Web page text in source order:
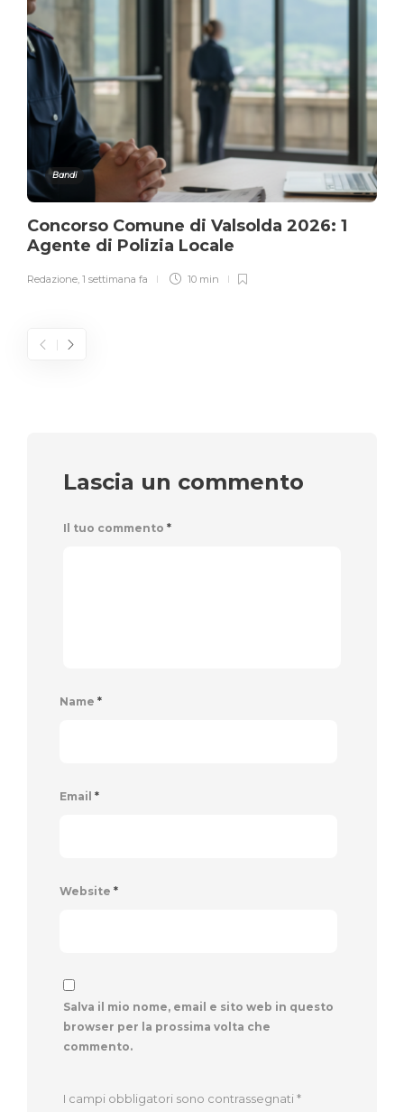
Bandi
Concorso Comune di Valsolda 2026: 1
Agente di Polizia Locale
Redazione 1 settimana fa 10 min
Lascia un commento
Il tuo commento *
Name *
Email *
Website *
Salva il mio nome, email e sito web in questo
browser per la prossima volta che
commento.
I campi obbligatori sono contrassegnati *